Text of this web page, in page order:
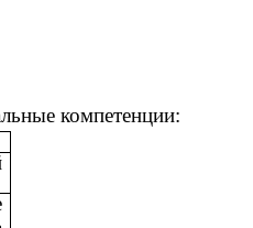
компетенции: